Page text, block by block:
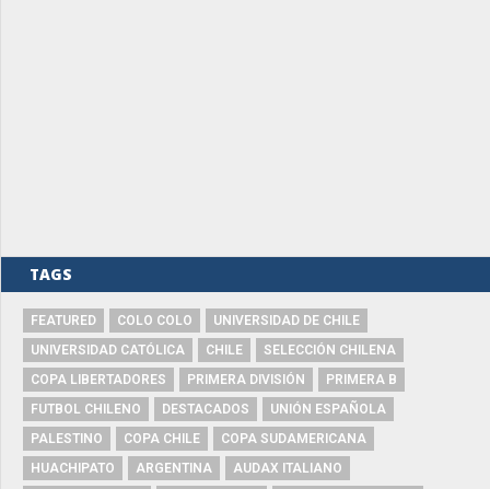
TAGS
FEATURED COLO COLO
UNIVERSIDAD DE CHILE
UNIVERSIDAD CATÓLICA
CHILE
SELECCIÓN CHILENA
COPA LIBERTADORES
PRIMERA DIVISIÓN
PRIMERA B
FUTBOL CHILENO
DESTACADOS
UNIÓN ESPAÑOLA
PALESTINO
COPA CHILE
COPA SUDAMERICANA
HUACHIPATO
ARGENTINA
AUDAX ITALIANO